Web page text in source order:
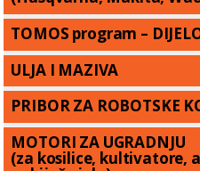
TOMOS program –
ULJA I MAZIVA
PRIBOR ZA ROBOTSKE
MOTORI ZA UGRADNJU
(za kosilice, kultivatore,